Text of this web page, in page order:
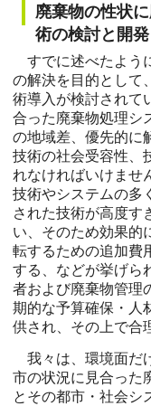
廃棄物の性状
術の検討と開発
すでに述べたよう
の解決を目的として
術導入が検討されて
合った廃棄物処理シ
の地域差、優先的に
技術の社会受容性、
れなければいけませ
技術やシステムの多
された技術が高度す
い、そのため効果的
転するための追加費
する、などが挙げら
者および廃棄物管理
期的な予算確保・人
供され、その上で合
我々は、環境面だ
市の状況に見合った
とその都市・社会シ